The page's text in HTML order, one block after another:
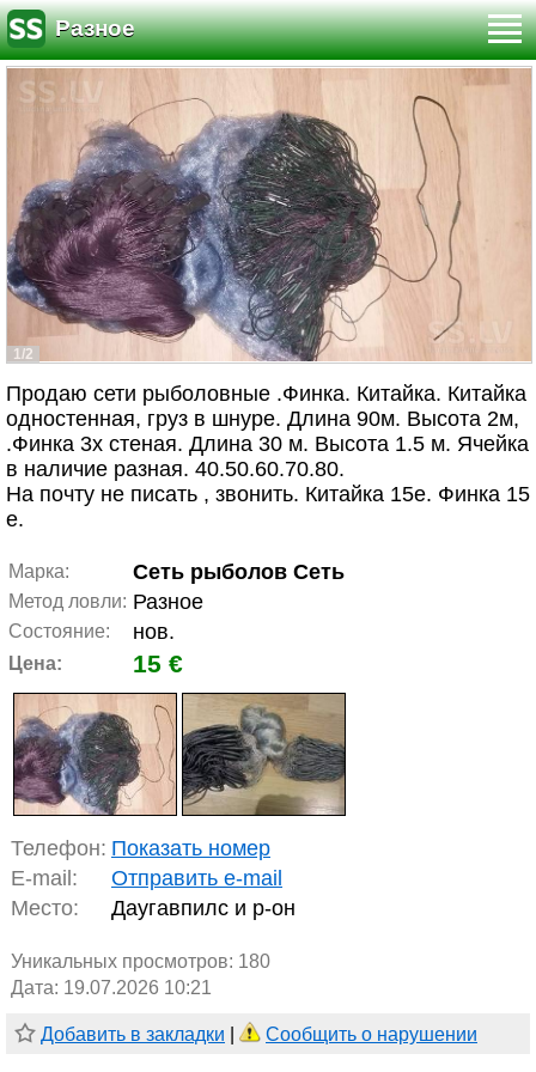
Разное
1/2
Продаю сети рыболовные .Финка. Китайка. Китайка
одностенная, груз в шнуре. Длина 90м. Высота 2м,
.Финка 3х стеная. Длина 30 м. Высота 1.5 м. Ячейка
в наличие разная. 40.50.60.70.80.
На почту не писать , звонить. Китайка 15е. Финка 15
е.
Марка: Сеть рыболов Сеть
Метод ловли: Разное
Состояние: нов.
Цена: 15 €
Телефон: Показать номер
E-mail:
Отправить e-mail
Место:
Даугавпилс и р-он
Уникальных просмотров: 180
Дата: 19.07.2026 10:21
Добавить в закладки Сообщить о нарушении